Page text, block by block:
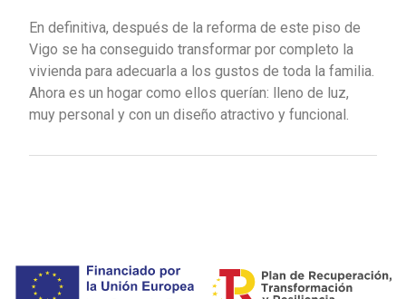
En definitiva, después de la reforma de este piso de
Vigo se ha conseguido transformar por completo la
vivienda para adecuarla a los gustos de toda la familia.
Ahora es un hogar como ellos querían: lleno de luz,
muy personal y con un diseño atractivo y funcional.